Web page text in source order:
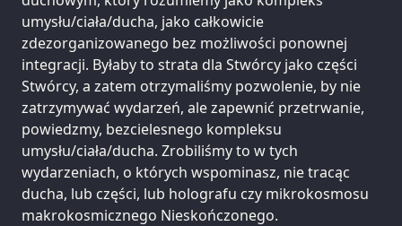
umysłu/ciała/ducha, jako całkowicie
zdezorganizowanego bez możliwości ponownej
integracji. Byłaby to strata dla Stwórcy jako części
Stwórcy, a zatem otrzymaliśmy pozwolenie, by nie
zatrzymywać wydarzeń, ale zapewnić przetrwanie,
powiedzmy, bezcielesnego kompleksu
umysłu/ciała/ducha. Zrobiliśmy to w tych
wydarzeniach, o których wspominasz, nie tracąc
ducha, lub części, lub holografu czy mikrokosmosu
makrokosmicznego Nieskończonego.